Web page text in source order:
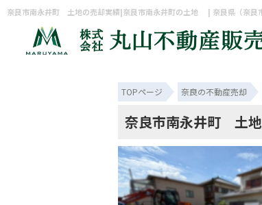
TOPページ 奈良の不動産売却
奈良市南永井町 土地